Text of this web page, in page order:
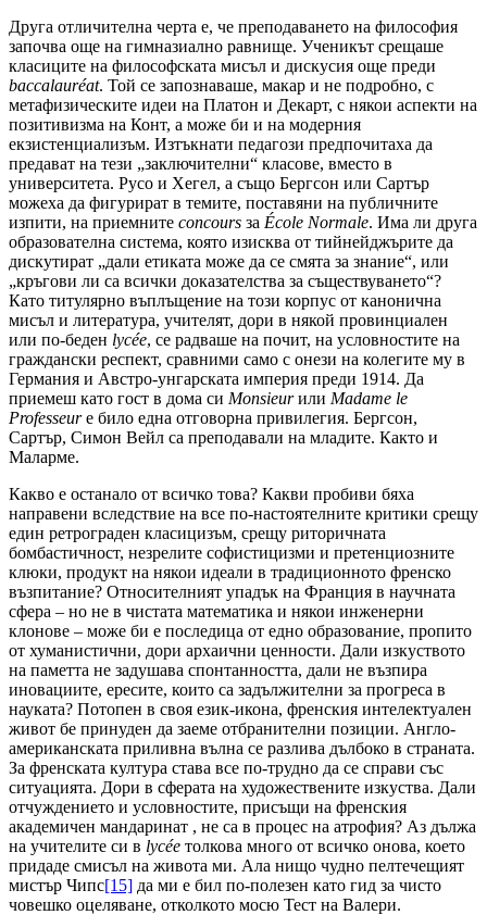
Друга отличителна черта е, че преподаването на философия
започва още на гимназиално равнище. Ученикът срещаше
класиците на философската мисъл и дискусия още преди
baccalauréat. Той се запознаваше, макар и не подробно, с
метафизическите идеи на Платон и Декарт, с някои аспекти на
позитивизма на Конт, а може би и на модерния
екзистенциализъм. Изтъкнати педагози предпочитаха да
предават на тези „заключителни“ класове, вместо в
университета. Русо и Хегел, а също Бергсон или Сартър
можеха да фигурират в темите, поставяни на публичните
изпити, на приемните concours за École Normale. Има ли друга
образователна система, която изисква от тийнейджърите да
дискутират „дали етиката може да се смята за знание“, или
„кръгови ли са всички доказателства за съществуването“?
Като титулярно въплъщение на този корпус от канонична
мисъл и литература, учителят, дори в някой провинциален
или по-беден lycée, се радваше на почит, на условностите на
граждански респект, сравними само с онези на колегите му в
Германия и Австро-унгарската империя преди 1914. Да
приемеш като гост в дома си Monsieurили Madame le
Professeurе било една отговорна привилегия. Бергсон,
Сартър, Симон Вейл са преподавали на младите. Както и
Маларме.
Какво е останало от всичко това? Какви пробиви бяха
направени вследствие на все по-настоятелните критики срещу
един ретрограден класицизъм, срещу риторичната
бомбастичност, незрелите софистицизми и претенциозните
клюки, продукт на някои идеали в традиционното френско
възпитание? Относителният упадък на Франция в научната
сфера – но не в чистата математика и някои инженерни
клонове – може би е последица от едно образование, пропито
от хуманистични, дори архаични ценности. Дали изкуството
на паметта не задушава спонтанността, дали не възпира
иновациите, ересите, които са задължителни за прогреса в
науката? Потопен в своя език-икона, френския интелектуален
живот бе принуден да заеме отбранителни позиции. Англо-
американската приливна вълна се разлива дълбоко в страната.
За френската култура става все по-трудно да се справи със
ситуацията. Дори в сферата на художествените изкуства. Дали
отчуждението и условностите, присъщи на френския
академичен мандаринат , не са в процес на атрофия? Аз дължа
на учителите си в lycée толкова много от всичко онова, което
придаде смисъл на живота ми. Ала нищо чудно пелтечещият
мистър Чипс[15] да ми е бил по-полезен като гид за чисто
човешко оцеляване, отколкото мосю Тест на Валери.